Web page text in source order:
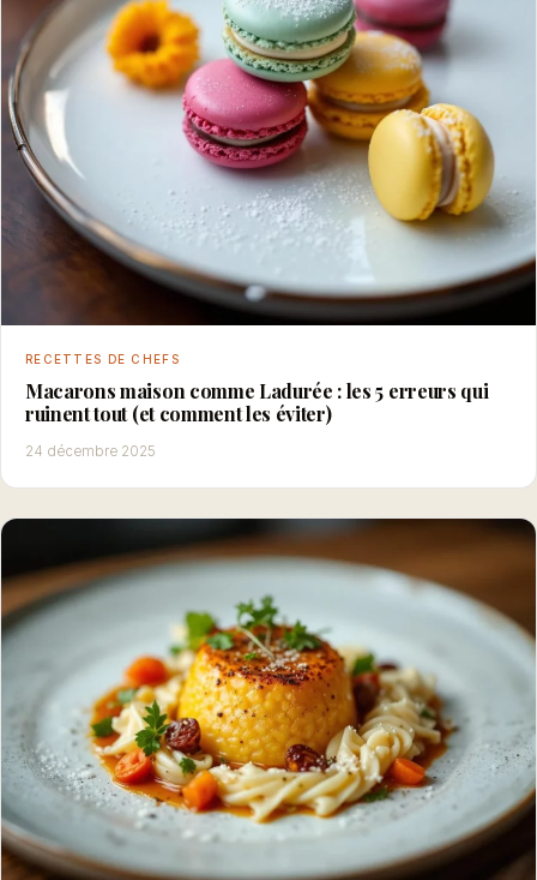
RECETTES DE CHEFS
Macarons maison comme Ladurée : les 5 erreurs qui
ruinent tout (et comment les éviter)
24 décembre 2025